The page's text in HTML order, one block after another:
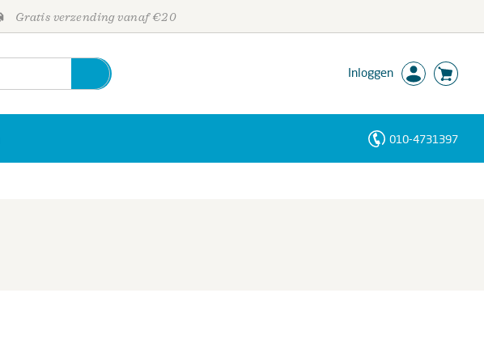
Gratis verzending vanaf €20
Inloggen
010-4731397
Personen